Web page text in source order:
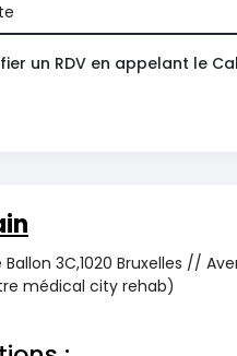
un RDV en appelant le
3C,1020 Bruxelles //
médical city rehab)